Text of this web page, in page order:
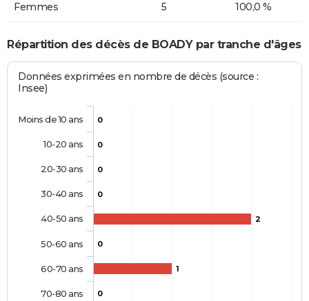
Femmes 5 100,0 %
Répartition des décès de BOADY par tranche d'âges
Données exprimées en nombre de décès (source :
Insee)
0
0
0
0
2
0
1
0
Moins de 10 ans
10-20 ans
20-30 ans
30-40 ans
40-50 ans
50-60 ans
60-70 ans
70-80 ans